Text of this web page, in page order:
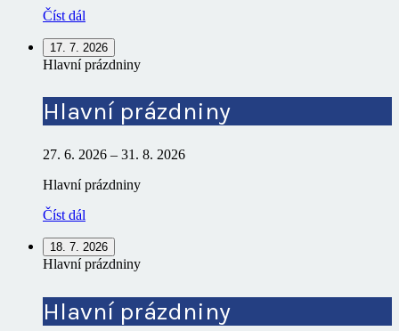
Číst dál
17. 7. 2026
Hlavní prázdniny
Hlavní prázdniny
27. 6. 2026 – 31. 8. 2026
Hlavní prázdniny
Číst dál
18. 7. 2026
Hlavní prázdniny
Hlavní prázdniny